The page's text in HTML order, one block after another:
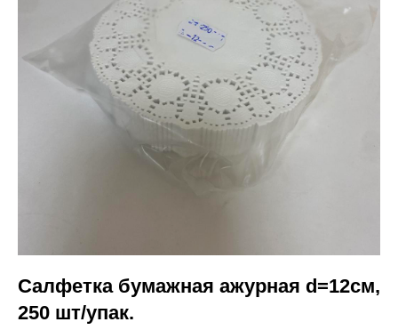
Салфетка бумажная ажурная d=12см,
250 шт/упак.